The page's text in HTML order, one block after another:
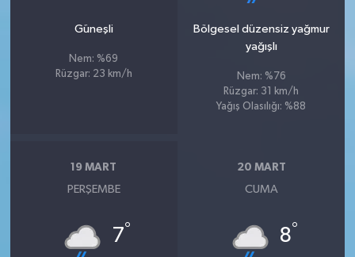
Güneşli
Nem: %69
Rüzgar: 23 km/h
Bölgesel düzensiz yağmur
yağışlı
Nem: %76
Rüzgar: 31 km/h
Yağış Olasılığı: %88
19 MART
PERŞEMBE
7°
20 MART
CUMA
8°